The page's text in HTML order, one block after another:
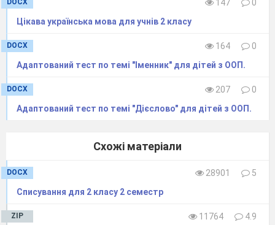
147
0
Цікава українська мова для учнів 2 класу
DOCX 164
0
Адаптований тест по темі "Іменник" для дітей з ООП.
DOCX 207
0
Адаптований тест по темі "Дієслово" для дітей з ООП.
Схожі матеріали
DOCX 28901
5
Списування для 2 класу 2 семестр
ZIP 11764
4.9